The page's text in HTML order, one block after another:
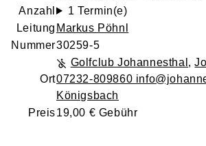
Anzahl
1 Termin(e)
Leitung Markus Pöhnl
Nummer30259-5
Ort
Golfclub Johannesthal ,
07232-809860
Königsbach
Preis19,00 € Gebühr